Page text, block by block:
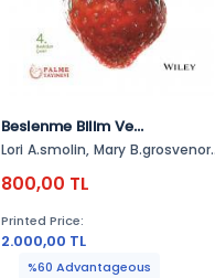
Beslenme Bilim Ve
Uygulamalar
Lori A.smolin, Mary B.grosvenor,
800,00 TL
Printed Price:
2.000,00 TL
%60 Advantageous